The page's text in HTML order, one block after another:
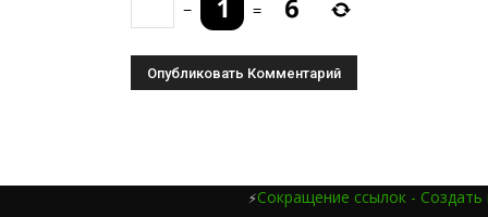
− =
⚡Сокращение ссылок - Создать